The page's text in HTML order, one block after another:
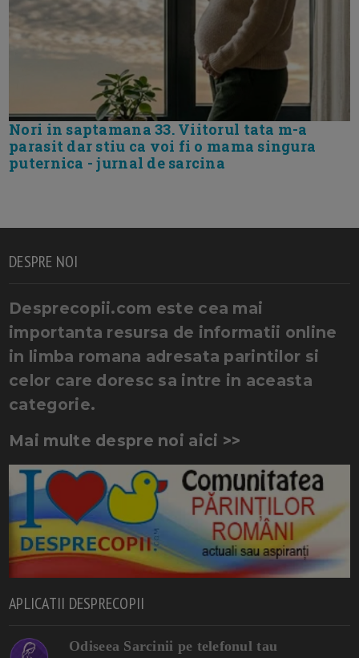
Nori in saptamana 33. Viitorul tata m-a
parasit dar stiu ca voi fi o mama singura
puternica - jurnal de sarcina
DESPRE NOI
Desprecopii.com este cea mai
importanta resursa de informatii online
in limba romana adresata parintilor si
celor care doresc sa intre in aceasta
categorie.
Mai multe despre noi aici >>
APLICATII DESPRECOPII
Odiseea Sarcinii pe telefonul tau